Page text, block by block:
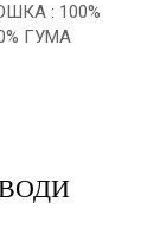
: 100%
ГУМА